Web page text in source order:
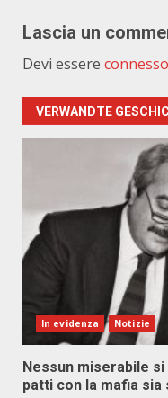
Lascia un
Devi essere connesso
VERWANDTE
In evidenza Notizie
Nessun miserabile
patti con la mafia